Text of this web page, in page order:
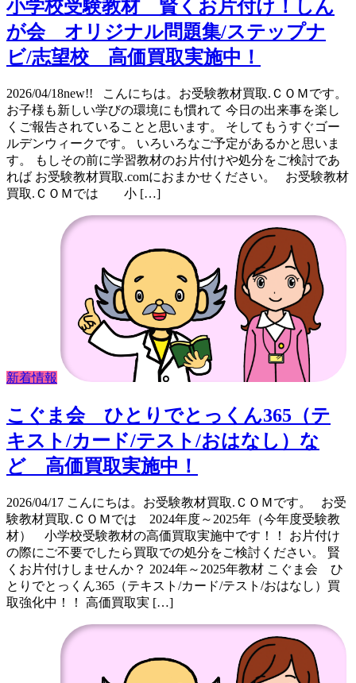
小学校受験教材 賢くお片付け！しん
が会 オリジナル問題集/ステップナ
ビ/志望校 高価買取実施中！
2026/04/18new!! こんにちは。お受験教材買取.ＣＯＭです。
お子様も新しい学びの環境にも慣れて 今日の出来事を楽し
くご報告されていることと思います。 そしてもうすぐゴー
ルデンウィークです。 いろいろなご予定があるかと思いま
す。 もしその前に学習教材のお片付けや処分をご検討であ
れば お受験教材買取.comにおまかせください。 お受験教材
買取.ＣＯＭでは 小 […]
新着情報
こぐま会 ひとりでとっくん365（テ
キスト/カード/テスト/おはなし）な
ど 高価買取実施中！
2026/04/17 こんにちは。お受験教材買取.ＣＯＭです。 お受
験教材買取.ＣＯＭでは 2024年度～2025年（今年度受験教
材） 小学校受験教材の高価買取実施中です！！ お片付け
の際にご不要でしたら買取での処分をご検討ください。 賢
くお片付けしませんか？ 2024年～2025年教材 こぐま会 ひ
とりでとっくん365（テキスト/カード/テスト/おはなし）買
取強化中！！ 高価買取実 […]